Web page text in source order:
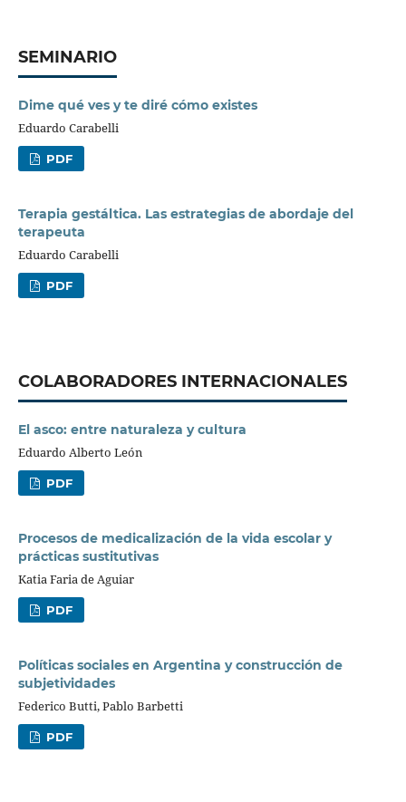
SEMINARIO
Dime qué ves y te diré cómo existes
Eduardo Carabelli
PDF
Terapia gestáltica. Las estrategias de abordaje del
terapeuta
Eduardo Carabelli
PDF
COLABORADORES INTERNACIONALES
El asco: entre naturaleza y cultura
Eduardo Alberto León
PDF
Procesos de medicalización de la vida escolar y
prácticas sustitutivas
Katia Faria de Aguiar
PDF
Políticas sociales en Argentina y construcción de
subjetividades
Federico Butti, Pablo Barbetti
PDF